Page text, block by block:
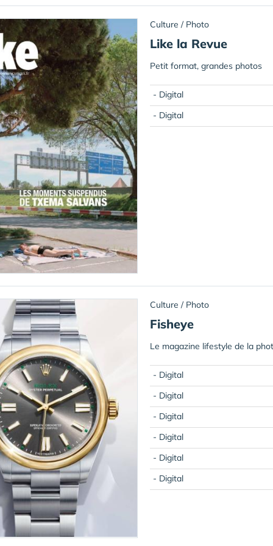
Culture / Photo
Like la Revue
Petit format, grandes photos
- Digital
- Digital
Culture / Photo
Fisheye
Le magazine lifestyle de la
- Digital
- Digital
- Digital
- Digital
- Digital
- Digital